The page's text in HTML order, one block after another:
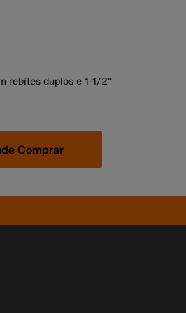
rebites duplos e 1-1/2''
Comprar